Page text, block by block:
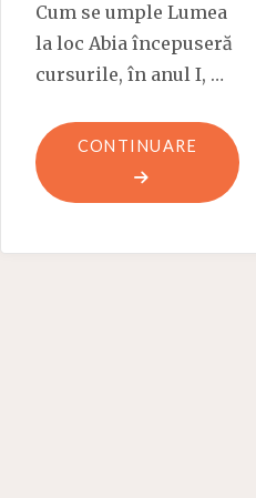
Cum se umple Lumea
la loc Abia începuseră
cursurile, în anul I, …
CONTINUARE
FAUT
TENTER